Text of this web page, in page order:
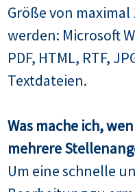
Größe von
werden: Microsoft
PDF, HTML, RTF,
Textdateien.
Was mache ich,
mehrere
Um eine schnelle